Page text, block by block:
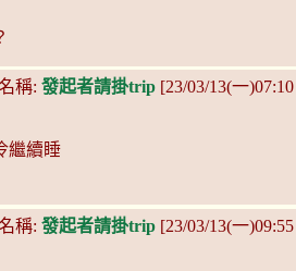
稱: 發起者請掛trip [23/03/13(一
繼續睡
稱: 發起者請掛trip [23/03/13(一